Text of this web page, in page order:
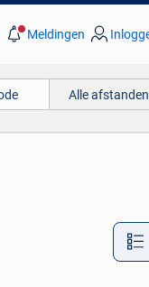
Meldingen
Alle